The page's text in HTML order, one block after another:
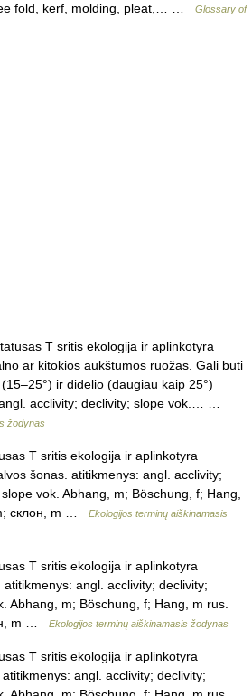
fold, kerf, molding, pleat,… …
Glossary of
T sritis ekologija ir aplinkotyra
ar kitokios aukštumos ruožas. Gali būti
ir didelio (daugiau kaip 25°)
acclivity; declivity; slope vok.… …
žodynas
T sritis ekologija ir aplinkotyra
šonas. atitikmenys: angl. acclivity;
vok. Abhang, m; Böschung, f; Hang,
склон, m …
Ekologijos terminų aiškinamasis
T sritis ekologija ir aplinkotyra
angl. acclivity; declivity;
Abhang, m; Böschung, f; Hang, m rus.
m …
Ekologijos terminų aiškinamasis žodynas
T sritis ekologija ir aplinkotyra
angl. acclivity; declivity;